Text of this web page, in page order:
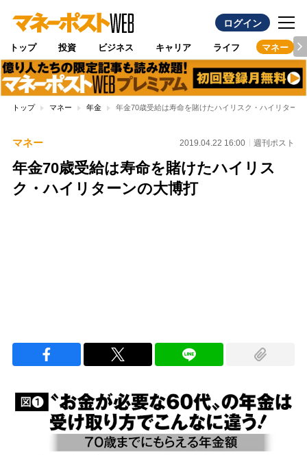
ログイン
トップ 投資 ビジネス キャリア ライフ マネー
トップ マネー 年金 年金70歳受給は寿命を賭けたハイリスク・ハイリターン
マネー 2019.04.22 16:00 週刊ポスト
年金70歳受給は寿命を賭けたハイリス
ク・ハイリターンの大博打